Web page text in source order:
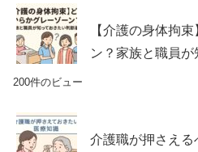
【介護の身体拘
ン？家族と職員
200件のビュー
介護職が押さえ